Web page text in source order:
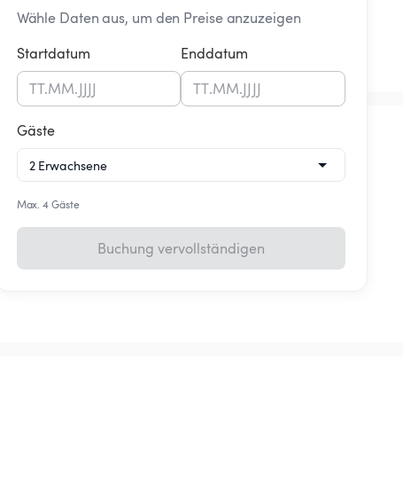
Wähle Daten aus, um den Preise anzuzeigen
Startdatum
TT.MM.JJJJ
Enddatum
TT.MM.JJJJ
Gäste
Max. 4 Gäste
Buchung vervollständigen